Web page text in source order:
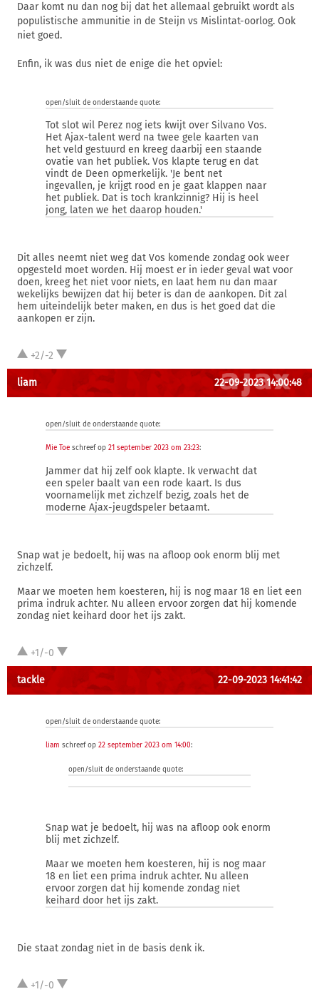
Daar komt nu dan nog bij dat het allemaal gebruikt wordt als
populistische ammunitie in de Steijn vs Mislintat-oorlog. Ook
niet goed.
Enfin, ik was dus niet de enige die het opviel:
open/sluit de onderstaande quote:
Tot slot wil Perez nog iets kwijt over Silvano Vos.
Het Ajax-talent werd na twee gele kaarten van
het veld gestuurd en kreeg daarbij een staande
ovatie van het publiek. Vos klapte terug en dat
vindt de Deen opmerkelijk. 'Je bent net
ingevallen, je krijgt rood en je gaat klappen naar
het publiek. Dat is toch krankzinnig? Hij is heel
jong, laten we het daarop houden.'
Dit alles neemt niet weg dat Vos komende zondag ook weer
opgesteld moet worden. Hij moest er in ieder geval wat voor
doen, kreeg het niet voor niets, en laat hem nu dan maar
wekelijks bewijzen dat hij beter is dan de aankopen. Dit zal
hem uiteindelijk beter maken, en dus is het goed dat die
aankopen er zijn.
+2/-2
liam 22-09-2023 14:00:48
open/sluit de onderstaande quote:
Mie Toe schreef op 21 september 2023 om 23:23:
Jammer dat hij zelf ook klapte. Ik verwacht dat
een speler baalt van een rode kaart. Is dus
voornamelijk met zichzelf bezig, zoals het de
moderne Ajax-jeugdspeler betaamt.
Snap wat je bedoelt, hij was na afloop ook enorm blij met
zichzelf.
Maar we moeten hem koesteren, hij is nog maar 18 en liet een
prima indruk achter. Nu alleen ervoor zorgen dat hij komende
zondag niet keihard door het ijs zakt.
+1/-0
tackle 22-09-2023 14:41:42
open/sluit de onderstaande quote:
liam schreef op 22 september 2023 om 14:00:
open/sluit de onderstaande quote:
Snap wat je bedoelt, hij was na afloop ook enorm
blij met zichzelf.
Maar we moeten hem koesteren, hij is nog maar
18 en liet een prima indruk achter. Nu alleen
ervoor zorgen dat hij komende zondag niet
keihard door het ijs zakt.
Die staat zondag niet in de basis denk ik.
+1/-0